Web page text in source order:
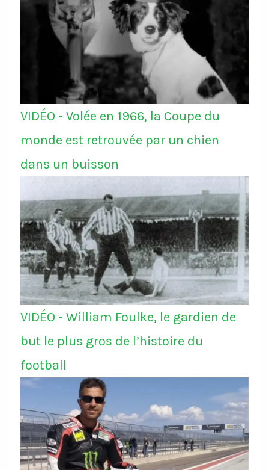
VIDÉO - Volée en 1966, la Coupe du
monde est retrouvée par un chien
dans un buisson
VIDÉO - William Foulke, le gardien de
but le plus gros de l’histoire du
football